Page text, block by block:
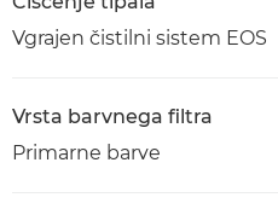
Vgrajen čistilni sistem EOS
Vrsta barvnega filtra
Primarne barve